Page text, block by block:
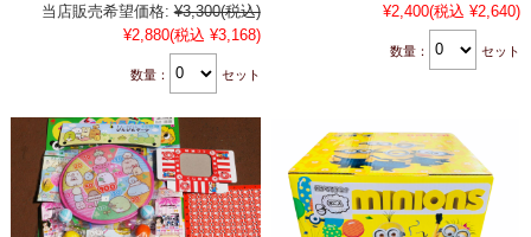
当店販売希望価格: ¥3,300(税込)
¥2,880(税込 ¥3,168)
数量： セット
¥2,400(税込 ¥2,640)
数量： セット